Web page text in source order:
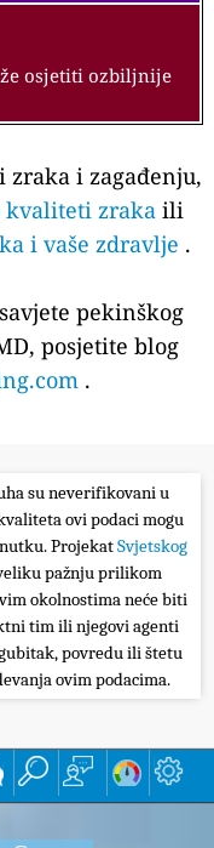
osjetiti ozbiljnije
zraka i zagađenju,
zrakaili
i vaše zdravlje .
pekinškog
posjetite blog
.
su neverifikovani u
ovi podaci mogu
ProjekatSvjetskog
pažnju prilikom
okolnostima neće biti
tim ili njegovi agenti
povredu ili štetu
ovim podacima.